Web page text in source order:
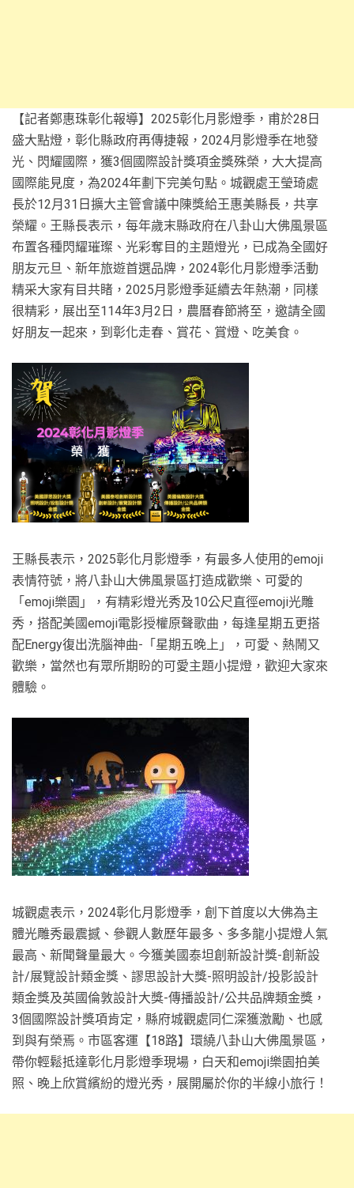
【記者鄭惠珠彰化報導】2025彰化月影燈季，甫於28日
盛大點燈，彰化縣政府再傳捷報，2024月影燈季在地發
光、閃耀國際，獲3個國際設計獎項金獎殊榮，大大提高
國際能見度，為2024年劃下完美句點。城觀處王瑩琦處
長於12月31日擴大主管會議中陳獎給王惠美縣長，共享
榮耀。王縣長表示，每年歲末縣政府在八卦山大佛風景區
布置各種閃耀璀璨、光彩奪目的主題燈光，已成為全國好
朋友元旦、新年旅遊首選品牌，2024彰化月影燈季活動
精采大家有目共睹，2025月影燈季延續去年熱潮，同樣
很精彩，展出至114年3月2日，農曆春節將至，邀請全國
好朋友一起來，到彰化走春、賞花、賞燈、吃美食。
王縣長表示，2025彰化月影燈季，有最多人使用的emoji
表情符號，將八卦山大佛風景區打造成歡樂、可愛的
「emoji樂園」，有精彩燈光秀及10公尺直徑emoji光雕
秀，搭配美國emoji電影授權原聲歌曲，每逢星期五更搭
配Energy復出洗腦神曲-「星期五晚上」，可愛、熱鬧又
歡樂，當然也有眾所期盼的可愛主題小提燈，歡迎大家來
體驗。
城觀處表示，2024彰化月影燈季，創下首度以大佛為主
體光雕秀最震撼、參觀人數歷年最多、多多龍小提燈人氣
最高、新聞聲量最大。今獲美國泰坦創新設計獎-創新設
計/展覽設計類金獎、謬思設計大獎-照明設計/投影設計
類金獎及英國倫敦設計大獎-傳播設計/公共品牌類金獎，
3個國際設計獎項肯定，縣府城觀處同仁深獲激勵、也感
到與有榮焉。市區客運【18路】環繞八卦山大佛風景區，
帶你輕鬆抵達彰化月影燈季現場，白天和emoji樂園拍美
照、晚上欣賞繽紛的燈光秀，展開屬於你的半線小旅行！